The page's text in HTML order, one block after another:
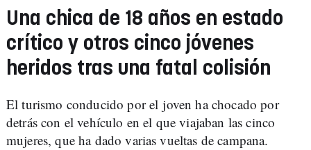
Una chica de 18 años en estado
crítico y otros cinco jóvenes
heridos tras una fatal colisión
El turismo conducido por el joven ha chocado por
detrás con el vehículo en el que viajaban las cinco
mujeres, que ha dado varias vueltas de campana.